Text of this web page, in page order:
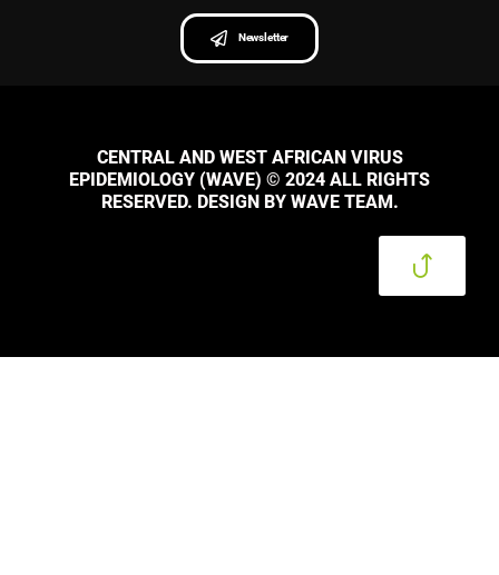
Newsletter
CENTRAL AND WEST AFRICAN VIRUS
EPIDEMIOLOGY (WAVE) © 2024 ALL RIGHTS
RESERVED. DESIGN BY WAVE TEAM.